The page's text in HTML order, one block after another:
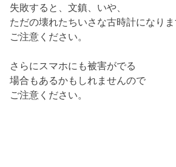
失敗すると、文鎮、いや、
ただの壊れたちいさな古時計になり
ご注意ください。
さらにスマホにも被害がでる
場合もあるかもしれませんので
ご注意ください。